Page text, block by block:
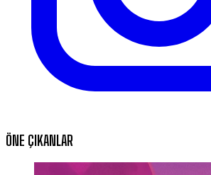
ÖNE ÇIKANLAR